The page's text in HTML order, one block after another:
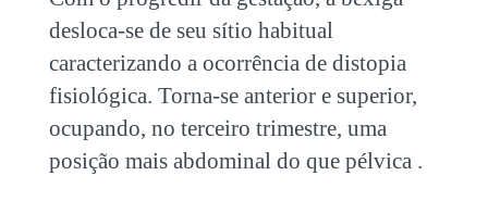
desloca-se de seu sítio habitual
caracterizando a ocorrência de distopia
fisiológica. Torna-se anterior e superior,
ocupando, no terceiro trimestre, uma
posição mais abdominal do que pélvica .